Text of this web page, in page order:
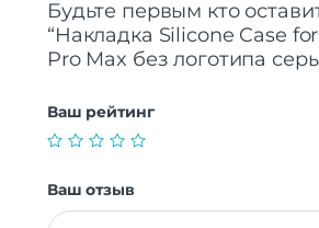
Будьте первым кто
“Накладка Silicone Case
Pro Max без логотипа
Ваш рейтинг
Ваш отзыв